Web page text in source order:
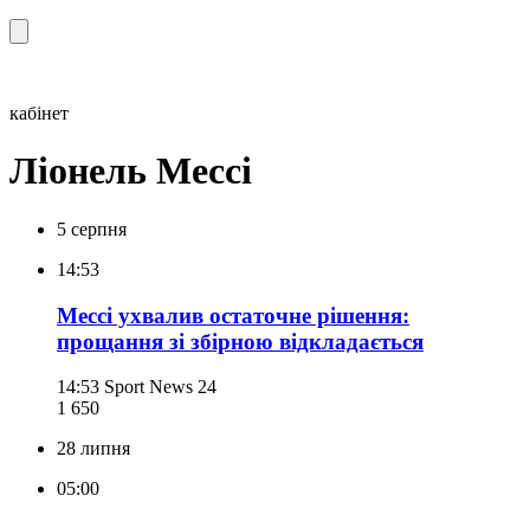
кабінет
Ліонель Мессі
5 серпня
14:53
Мессі ухвалив остаточне рішення:
прощання зі збірною відкладається
14:53 Sport News 24
1 650
28 липня
05:00